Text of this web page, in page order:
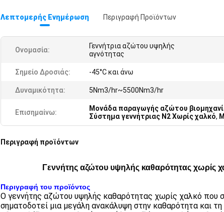
Λεπτομερής Ενημέρωση Περιγραφή Προϊόντων
Ονομασία:
Γεννήτρια αζώτου υψηλής
αγνότητας
Σημείο Δροσιάς: -45°C και άνω
Δυναμικότητα: 5Nm3/hr~5500Nm3/hr
Επισημαίνω: Μονάδα παραγωγής αζώτου
Σύστημα γεννήτριας N2 Χωρίς χαλκό,
Περιγραφή προϊόντων
Γεννήτης αζώτου υψηλής καθαρότητας χωρίς
Περιγραφή του προϊόντος
Ο γεννήτης αζώτου υψηλής καθαρότητας χωρίς χαλκό που
σηματοδοτεί μια μεγάλη ανακάλυψη στην καθαρότητα και